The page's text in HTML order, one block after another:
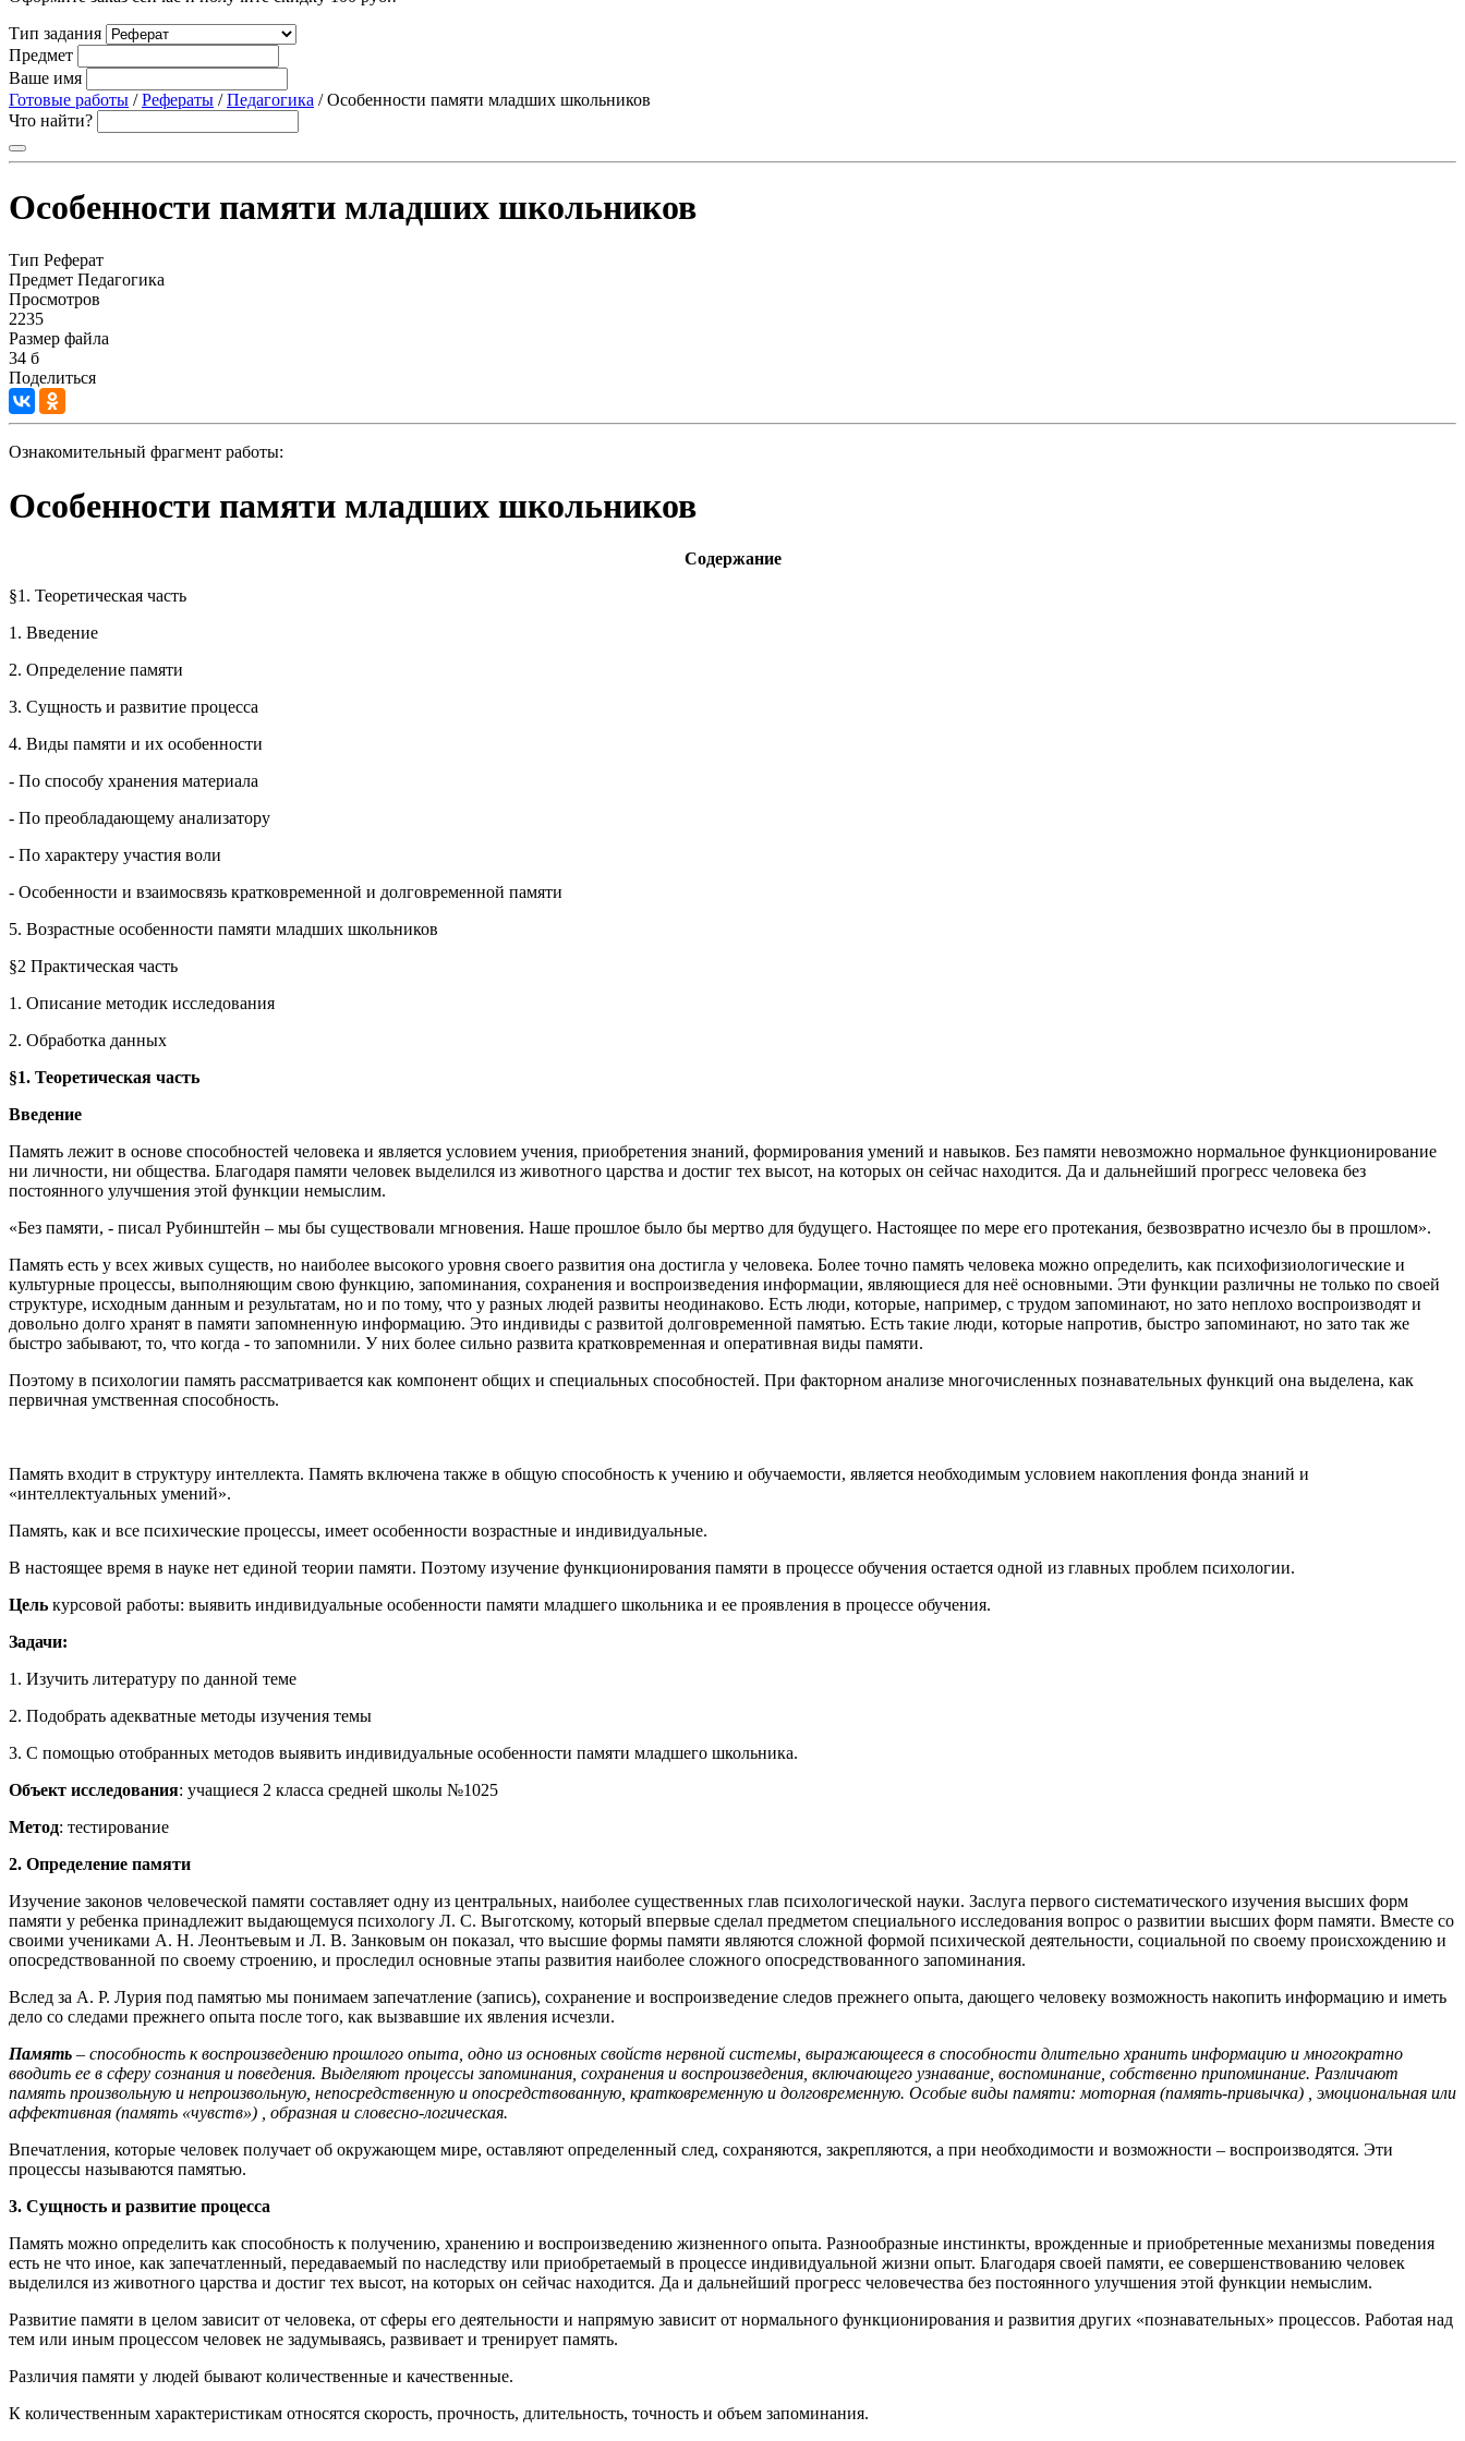
Тип задания
Предмет
Ваше имя
Готовые работы /Рефераты /Педагогика / Особенности памяти младших школьников
Что найти?
Особенности памяти младших школьников
Тип Реферат
Предмет Педагогика
Просмотров
2235
Размер файла
34 б
Поделиться
Ознакомительный фрагмент работы:
Особенности памяти младших школьников
Содержание
§1. Теоретическая часть
1. Введение
2. Определение памяти
3. Сущность и развитие процесса
4. Виды памяти и их особенности
- По способу хранения материала
- По преобладающему анализатору
- По характеру участия воли
- Особенности и взаимосвязь кратковременной и долговременной памяти
5. Возрастные особенности памяти младших школьников
§2 Практическая часть
1. Описание методик исследования
2. Обработка данных
§1. Теоретическая часть
Введение
Память лежит в основе способностей человека и является условием учения, приобретения знаний, формирования умений и навыков. Без памяти невозможно нормальное функционирование
ни личности, ни общества. Благодаря памяти человек выделился из животного царства и достиг тех высот, на которых он сейчас находится. Да и дальнейший прогресс человека без
постоянного улучшения этой функции немыслим.
«Без памяти, - писал Рубинштейн – мы бы существовали мгновения. Наше прошлое было бы мертво для будущего. Настоящее по мере его протекания, безвозвратно исчезло бы в прошлом».
Память есть у всех живых существ, но наиболее высокого уровня своего развития она достигла у человека. Более точно память человека можно определить, как психофизиологические и
культурные процессы, выполняющим свою функцию, запоминания, сохранения и воспроизведения информации, являющиеся для неё основными. Эти функции различны не только по своей
структуре, исходным данным и результатам, но и по тому, что у разных людей развиты неодинаково. Есть люди, которые, например, с трудом запоминают, но зато неплохо воспроизводят и
довольно долго хранят в памяти запомненную информацию. Это индивиды с развитой долговременной памятью. Есть такие люди, которые напротив, быстро запоминают, но зато так же
быстро забывают, то, что когда - то запомнили. У них более сильно развита кратковременная и оперативная виды памяти.
Поэтому в психологии память рассматривается как компонент общих и специальных способностей. При факторном анализе многочисленных познавательных функций она выделена, как
первичная умственная способность.
Память входит в структуру интеллекта. Память включена также в общую способность к учению и обучаемости, является необходимым условием накопления фонда знаний и
«интеллектуальных умений».
Память, как и все психические процессы, имеет особенности возрастные и индивидуальные.
В настоящее время в науке нет единой теории памяти. Поэтому изучение функционирования памяти в процессе обучения остается одной из главных проблем психологии.
Цель курсовой работы: выявить индивидуальные особенности памяти младшего школьника и ее проявления в процессе обучения.
Задачи:
1. Изучить литературу по данной теме
2. Подобрать адекватные методы изучения темы
3. С помощью отобранных методов выявить индивидуальные особенности памяти младшего школьника.
Объект исследования: учащиеся 2 класса средней школы №1025
Метод: тестирование
2. Определение памяти
Изучение законов человеческой памяти составляет одну из центральных, наиболее существенных глав психологической науки. Заслуга первого систематического изучения высших форм
памяти у ребенка принадлежит выдающемуся психологу Л. С. Выготскому, который впервые сделал предметом специального исследования вопрос о развитии высших форм памяти. Вместе со
своими учениками А. Н. Леонтьевым и Л. В. Занковым он показал, что высшие формы памяти являются сложной формой психической деятельности, социальной по своему происхождению и
опосредствованной по своему строению, и проследил основные этапы развития наиболее сложного опосредствованного запоминания.
Вслед за А. Р. Лурия под памятью мы понимаем запечатление (запись), сохранение и воспроизведение следов прежнего опыта, дающего человеку возможность накопить информацию и иметь
дело со следами прежнего опыта после того, как вызвавшие их явления исчезли.
Память – способность к воспроизведению прошлого опыта, одно из основных свойств нервной системы, выражающееся в способности длительно хранить информацию и многократно
вводить ее в сферу сознания и поведения. Выделяют процессы запоминания, сохранения и воспроизведения, включающего узнавание, воспоминание, собственно припоминание. Различают
память произвольную и непроизвольную, непосредственную и опосредствованную, кратковременную и долговременную. Особые виды памяти: моторная (память-привычка) , эмоциональная или
аффективная (память «чувств») , образная и словесно-логическая.
Впечатления, которые человек получает об окружающем мире, оставляют определенный след, сохраняются, закрепляются, а при необходимости и возможности – воспроизводятся. Эти
процессы называются памятью.
3. Сущность и развитие процесса
Память можно определить как способность к получению, хранению и воспроизведению жизненного опыта. Разнообразные инстинкты, врожденные и приобретенные механизмы поведения
есть не что иное, как запечатленный, передаваемый по наследству или приобретаемый в процессе индивидуальной жизни опыт. Благодаря своей памяти, ее совершенствованию человек
выделился из животного царства и достиг тех высот, на которых он сейчас находится. Да и дальнейший прогресс человечества без постоянного улучшения этой функции немыслим.
Развитие памяти в целом зависит от человека, от сферы его деятельности и напрямую зависит от нормального функционирования и развития других «познавательных» процессов. Работая над
тем или иным процессом человек не задумываясь, развивает и тренирует память.
Различия памяти у людей бывают количественные и качественные.
К количественным характеристикам относятся скорость, прочность, длительность, точность и объем запоминания.